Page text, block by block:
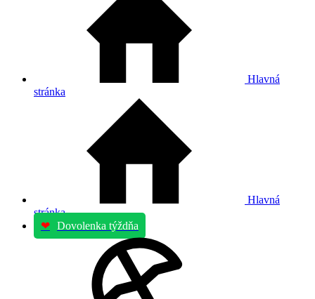
Hlavná
stránka
Hlavná
stránka
❤ Dovolenka týždňa